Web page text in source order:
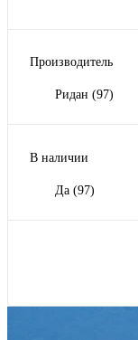
Производитель
Ридан (97)
В наличии
Да (97)